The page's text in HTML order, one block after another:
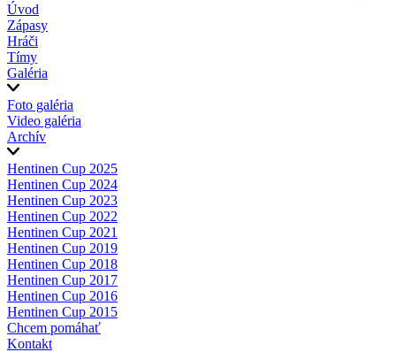
Úvod
Zápasy
Hráči
Tímy
Galéria
Foto galéria
Video galéria
Archív
Hentinen Cup 2025
Hentinen Cup 2024
Hentinen Cup 2023
Hentinen Cup 2022
Hentinen Cup 2021
Hentinen Cup 2019
Hentinen Cup 2018
Hentinen Cup 2017
Hentinen Cup 2016
Hentinen Cup 2015
Chcem pomáhať
Kontakt